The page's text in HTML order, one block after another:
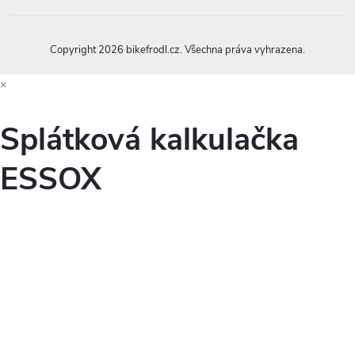
Copyright 2026 bikefrodl.cz. Všechna práva vyhrazena.
×
Splátková kalkulačka
ESSOX